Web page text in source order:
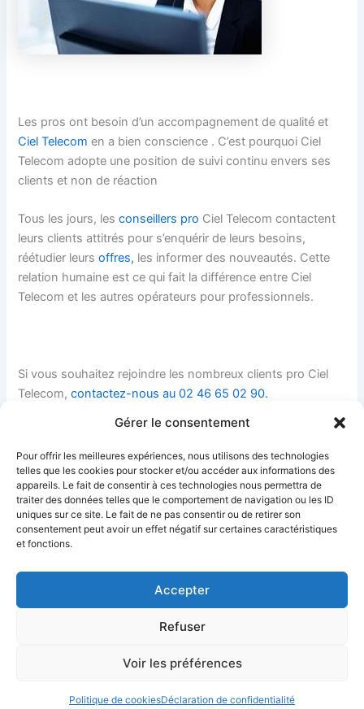
Gérer le consentement
Pour offrir les meilleures expériences, nous utilisons des technologies
telles que les cookies pour stocker et/ou accéder aux informations des
appareils. Le fait de consentir à ces technologies nous permettra de
traiter des données telles que le comportement de navigation ou les ID
uniques sur ce site. Le fait de ne pas consentir ou de retirer son
consentement peut avoir un effet négatif sur certaines caractéristiques
et fonctions.
Accepter
Refuser
Voir les préférences
Politique de cookiesDéclaration de confidentialité
Les pros ont besoin d’un accompagnement de qualité et
Ciel Telecomen a bien conscience . C’est pourquoi Ciel
Telecom adopte une position de suivi continu envers ses
clients et non de réaction
Tous les jours, lesconseillers pro Ciel Telecom contactent
leurs clients attitrés pour s’enquérir de leurs besoins,
réétudier leurs offres, les informer des nouveautés. Cette
relation humaine est ce qui fait la différence entre Ciel
Telecom et les autres opérateurs pour professionnels.
Si vous souhaitez rejoindre les nombreux clients pro Ciel
Telecom,contactez-nous au 02 46 65 02 90.
PRÉCÉDENT SUIVANT
Mentions Légales
Politique de confidentialité